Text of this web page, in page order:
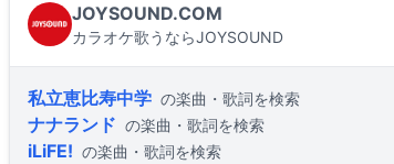
JOYSOUND.COM
カラオケ歌うならJOYSOUND
私立恵比寿中学 の楽曲・歌詞を検索
ナナランド の楽曲・歌詞を検索
iLiFE! の楽曲・歌詞を検索